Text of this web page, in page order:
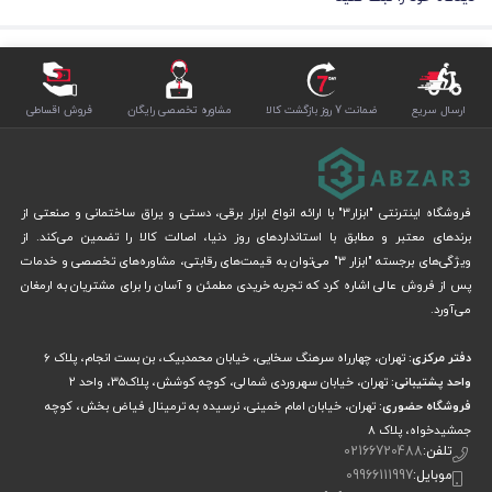
ارسال سریع ضمانت 7 روز بازگشت کالا مشاوره تخصصی رایگان فروش اقساطی
فروشگاه اینترنتی "ابزار3" با ارائه انواع ابزار برقی، دستی و یراق ساختمانی و صنعتی از
برندهای معتبر و مطابق با استانداردهای روز دنیا، اصالت کالا را تضمین می‌کند. از
ویژگی‌های برجسته "ابزار 3" می‌توان به قیمت‌های رقابتی، مشاوره‌های تخصصی و خدمات
پس از فروش عالی اشاره کرد که تجربه خریدی مطمئن و آسان را برای مشتریان به ارمغان
می‌آورد.
دفتر مرکزی:تهران، چهارراه سرهنگ سخایی، خیابان محمدبیک، بن بست انجام، پلاک 6
واحد پشتیبانی:تهران، خیابان سهروردی شمالی، کوچه کوشش، پلاک۳۵، واحد ۲
فروشگاه حضوری:تهران، خیابان امام خمینی، نرسیده به ترمینال فیاض بخش، کوچه
جمشیدخواه، پلاک ۸
تلفن:02166720488
موبایل:09966111997